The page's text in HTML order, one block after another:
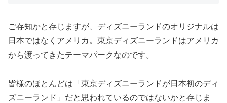
ご存知かと存じますが、ディズニーランドのオリジナルは
日本ではなくアメリカ。東京ディズニーランドはアメリカ
から渡ってきたテーマパークなのです。
皆様のほとんどは「東京ディズニーランドが日本初のディ
ズニーランド」だと思われているのではないかと存じま